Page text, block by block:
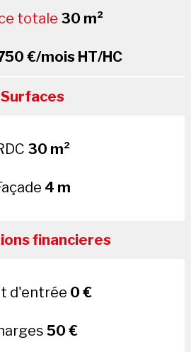
totale 30 m²
€/mois HT/HC
Surfaces
30 m²
4 m
financieres
d'entrée 0 €
50 €